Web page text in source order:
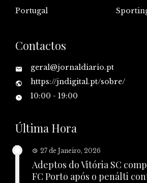
Portugal
Contactos
geral@jornaldiario.pt
https://jndigital.pt/sobre/
10:00 - 19:00
Última Hora
27 de Janeiro, 2026
Adeptos do Vitória SC
FC Porto após o penálti